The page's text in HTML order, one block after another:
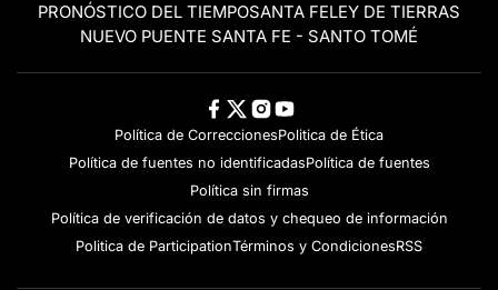
PRONÓSTICO DEL TIEMPOSANTA FELEY DE TIERRAS
NUEVO PUENTE SANTA FE - SANTO TOMÉ
Política de CorreccionesPolitica de Ética
Política de fuentes no identificadasPolítica de fuentes
Política sin firmas
Política de verificación de datos y chequeo de información
Politica de ParticipationTérminos y CondicionesRSS